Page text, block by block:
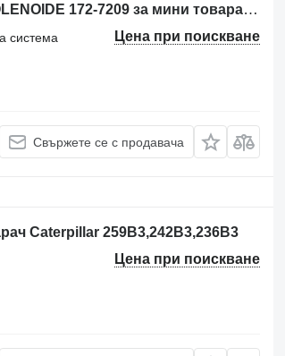
Друга резервна част на електрическата система SOLENOIDE 172-7209 за мини товарач Caterpillar 236,216,906,287
Цена при поискване
система
Свържете се с продавача
Caterpillar 259B3,242B3,236B3
Цена при поискване